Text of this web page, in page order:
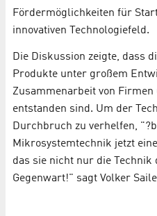
Fördermöglichkeiten für
innovativen Technologiefeld.
Die Diskussion zeigte, dass
Produkte unter großem
Zusammenarbeit von
entstanden sind. Um der
Durchbruch zu verhelfen,
Mikrosystemtechnik jetzt
das sie nicht nur die
Gegenwart!" sagt Volker